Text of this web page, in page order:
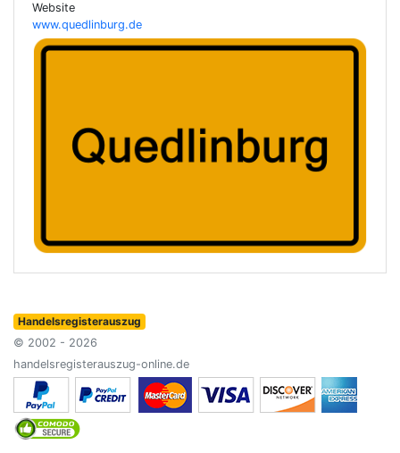
Website
www.quedlinburg.de
Handelsregisterauszug
© 2002 - 2026
handelsregisterauszug-online.de